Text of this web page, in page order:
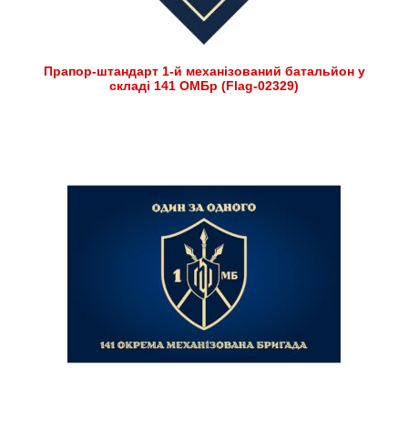
Прапор-штандарт 1-й механізований батальйон у
складі 141 ОМБр (Flag-02329)